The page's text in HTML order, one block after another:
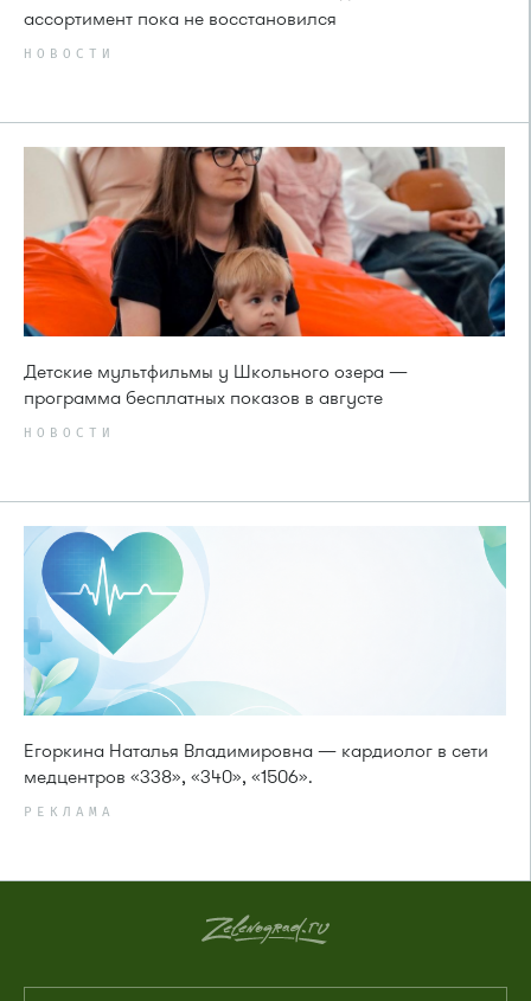
ассортимент пока не восстановился
НОВОСТИ
Детские мультфильмы у Школьного озера —
программа бесплатных показов в августе
НОВОСТИ
Егоркина Наталья Владимировна — кардиолог в сети
медцентров «338», «340», «1506».
РЕКЛАМА